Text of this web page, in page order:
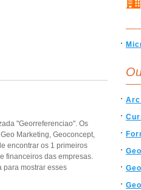
"Georreferenciao". Os
Marketing, Geoconcept,
encontrar os 1 primeiros
financeiros das empresas.
para mostrar esses
Arc